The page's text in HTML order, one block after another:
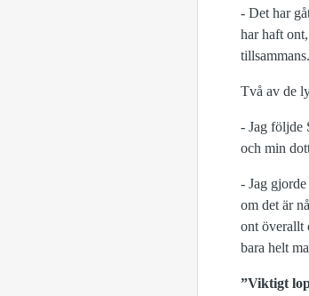
- Det har
har haft
tillsammans.
Två av de
- Jag följde
och min
- Jag
om det är
ont överallt
bara helt
”Viktigt